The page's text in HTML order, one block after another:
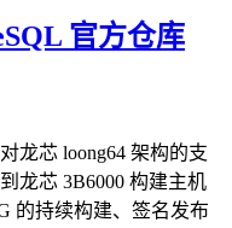
官方仓库
龙芯 loong64 架构的支
龙芯 3B6000 构建主机
的持续构建、签名发布